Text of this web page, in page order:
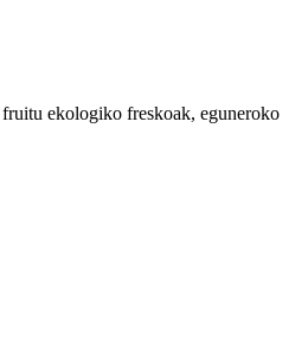
fruitu ekologiko freskoak, eguneroko